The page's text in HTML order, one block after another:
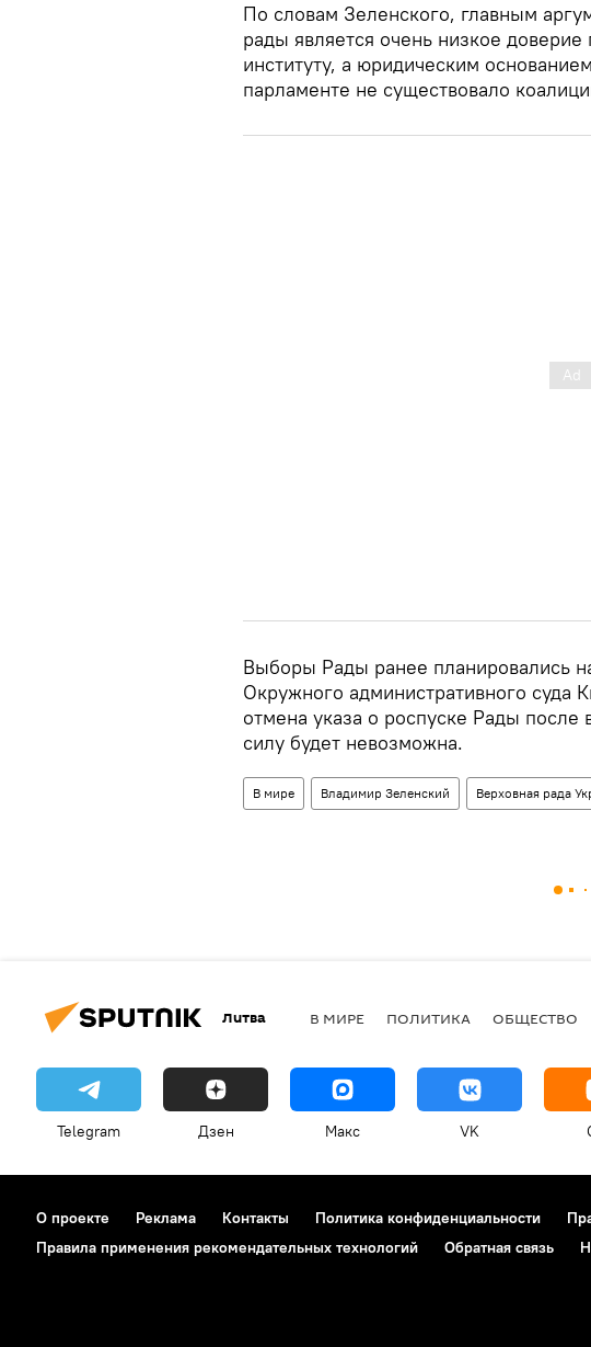
По словам Зеленского, главным
рады является очень низкое
институту, а юридическим
парламенте не существовало
Выборы Рады ранее планировались
Окружного административного суда
отмена указа о роспуске Рады после
силу будет невозможна.
В мире Владимир Зеленский Верховная рада
Литва В МИРЕ ПОЛИТИКА ОБЩЕСТВО
Telegram Дзен Макс VK
О проекте Реклама Контакты Политика конфиденциальности
Правила применения рекомендательных технологий
Обратная связь